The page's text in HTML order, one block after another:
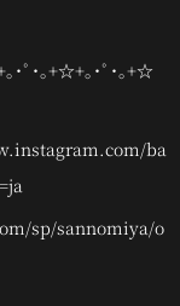
･ﾟ･｡+☆+｡･ﾟ･｡+☆
ba
sp/sannomiya/o